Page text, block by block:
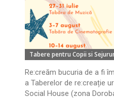
Tabere pentru Copii si
Re:creăm bucuria de a fi
a Taberelor de re:creație
Social House (zona